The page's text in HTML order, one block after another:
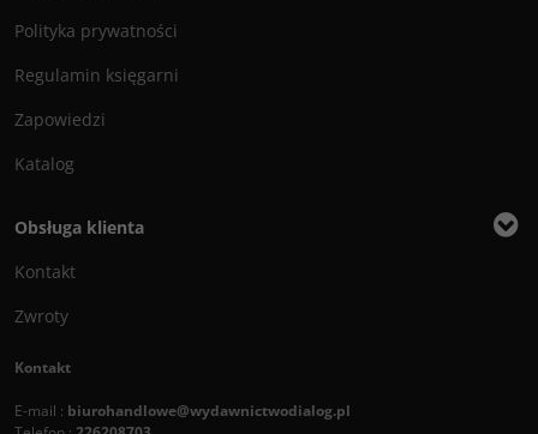
Polityka prywatności
Regulamin księgarni
Zapowiedzi
Katalog
Obsługa klienta
Kontakt
Zwroty
Kontakt
E-mail : biurohandlowe@wydawnictwodialog.pl